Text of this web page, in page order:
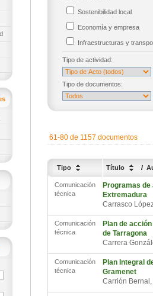
Sostenibilidad local
Economía y empresa
Infraestructuras y
Tipo de actividad:
Tipo de documentos:
61-80 de 1157 documentos
Tipo Título /
Comunicación
técnica
Programas
Extremadura
Carrasco
Comunicación
técnica
Plan de
de Tarragona
Carrera
Comunicación
técnica
Plan Integral
Gramenet
Carrión